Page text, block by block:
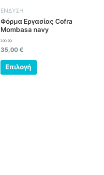
ΕΝΔΥΣΗ
Φόρμα Εργασίας Cofra
Mombasa navy
Βαθμολογήθηκε
με
0
από
35,00 €
Επιλογή
παραλλαγές.
Οι
να